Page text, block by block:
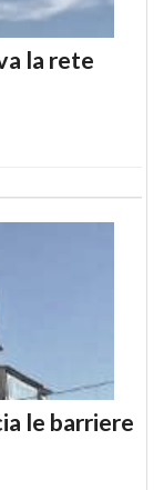
la rete
le barriere